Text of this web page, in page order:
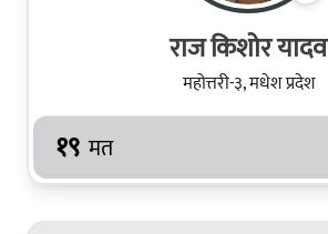
राज किशोर यादव
महोत्तरी-३, मधेश प्रदेश
१९ मत